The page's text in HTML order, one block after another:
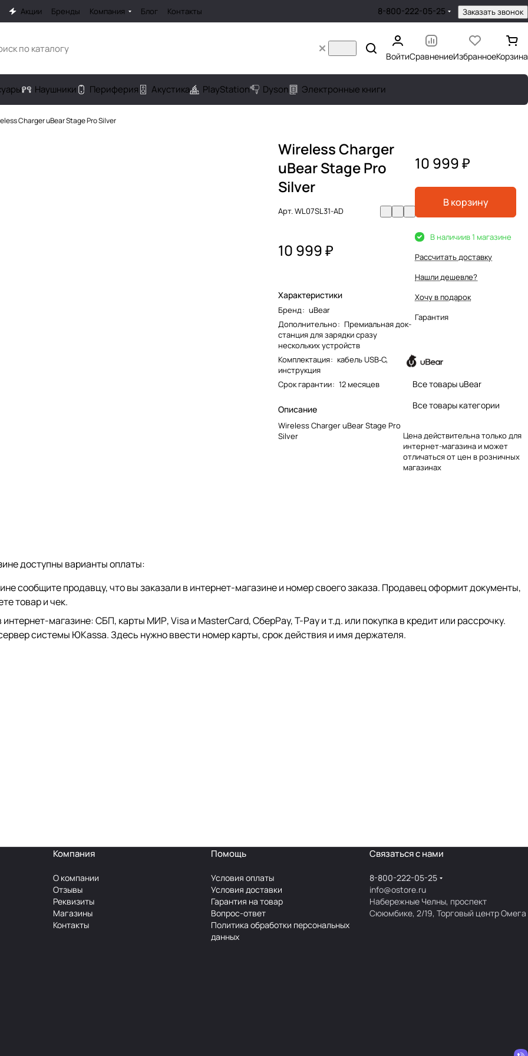
Акции Бренды Компания Блог Контакты 8-800-222-05-25 Заказать звонок
ВойтиСравнениеИзбранноеКорзина
Наушники Периферия Акустика PlayStation Dyson Электронные книги
Charger uBear Stage Pro Silver
Wireless Charger
uBear Stage Pro
Silver
Арт.WL07SL31-AD
10 999 ₽
Характеристики
Бренд: uBear
Дополнительно: Премиальная док-
станция для зарядки сразу
нескольких устройств
Комплектация: кабель USB‑C,
инструкция
Срок гарантии: 12 месяцев
Описание
Wireless Charger uBear Stage Pro
Silver
10 999 ₽
В корзину
В наличиив 1 магазине
Рассчитать доставку
Нашли дешевле?
Хочу в подарок
Гарантия
Все товары uBear
Все товары категории
Цена действительна только для
интернет-магазина и может
отличаться от цен в розничных
магазинах
доступны варианты оплаты:
сообщите продавцу, что вы заказали в интернет-магазине и номер своего заказа. Продавец оформит документы,
товар и чек.
магазине: СБП, карты МИР, Visa и MasterCard, СберPay, Т-Pay и т.д. или покупка в кредит или рассрочку.
системы ЮKassa. Здесь нужно ввести номер карты, срок действия и имя держателя.
Компания
О компании
Отзывы
Реквизиты
Магазины
Контакты
Помощь
Условия оплаты
Условия доставки
Гарантия на товар
Вопрос-ответ
Политика обработки персональных
данных
Связаться с нами
8-800-222-05-25
info@ostore.ru
Набережные Челны, проспект
Сююмбике, 2/19, Торговый центр Омега